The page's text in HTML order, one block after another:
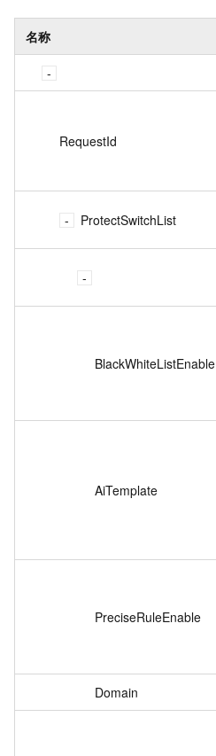
名称
RequestId
ProtectSwitchList
BlackWhiteListEnable
AiTemplate
PreciseRuleEnable
Domain